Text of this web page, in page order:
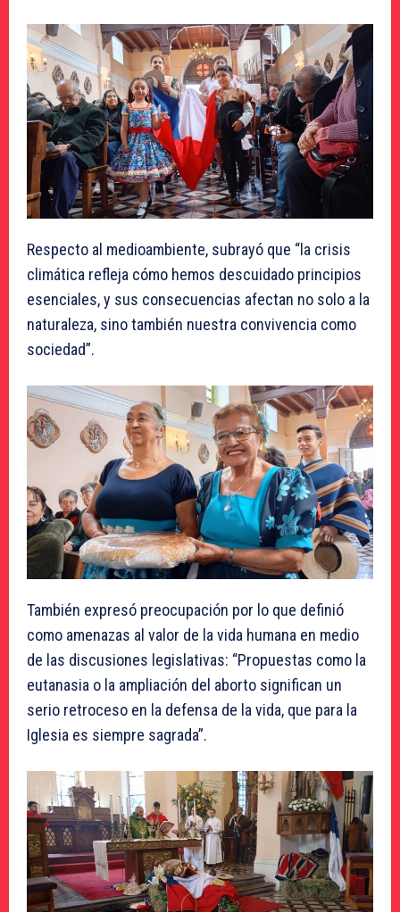
Respecto al medioambiente, subrayó que “la crisis
climática refleja cómo hemos descuidado principios
esenciales, y sus consecuencias afectan no solo a la
naturaleza, sino también nuestra convivencia como
sociedad”.
También expresó preocupación por lo que definió
como amenazas al valor de la vida humana en medio
de las discusiones legislativas: “Propuestas como la
eutanasia o la ampliación del aborto significan un
serio retroceso en la defensa de la vida, que para la
Iglesia es siempre sagrada”.